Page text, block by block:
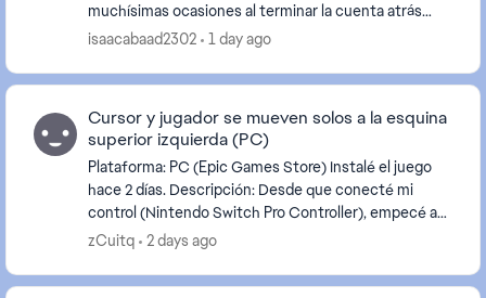
muchísimas ocasiones al terminar la cuenta atrás
cuando vas a recibir el pase, el balón sale despedido...
isaacabaad2302 1 day ago
Cursor y jugador se mueven solos a la esquina
superior izquierda (PC)
Plataforma: PC (Epic Games Store) Instalé el juego
hace 2 días. Descripción: Desde que conecté mi
control (Nintendo Switch Pro Controller), empecé a
notar que el cursor del mouse desaparece y reapare...
zCuitq 2 days ago